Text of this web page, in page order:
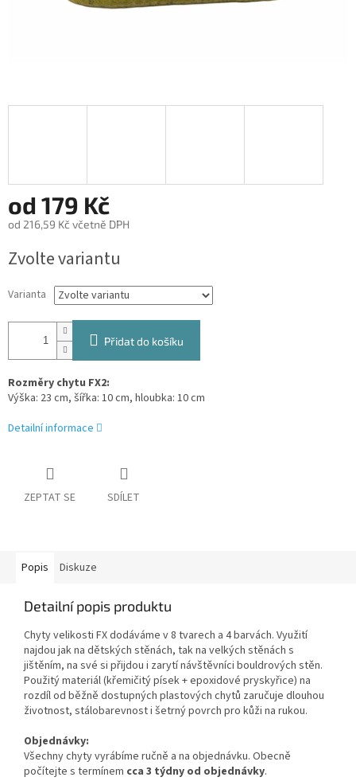
od 179 Kč
od 216,59 Kč včetně DPH
cena:
Zvolte variantu
Varianta
Přidat do košíku
Rozměry chytu FX2:
Výška: 23 cm, šířka: 10 cm, hloubka: 10 cm
Detailní informace
ZEPTAT SE SDÍLET
Popis Diskuze
Detailní popis produktu
Chyty velikosti FX dodáváme v 8 tvarech a 4 barvách. Využití
najdou jak na dětských stěnách, tak na velkých stěnách s
jištěním, na své si přijdou i zarytí návštěvníci bouldrových stěn.
Použitý materiál (křemičitý písek + epoxidové pryskyřice) na
rozdíl od běžně dostupných plastových chytů zaručuje dlouhou
životnost, stálobarevnost i šetrný povrch pro kůži na rukou.
Objednávky:
Všechny chyty vyrábíme ručně a na objednávku. Obecně
počítejte s termínem cca 3 týdny od objednávky.